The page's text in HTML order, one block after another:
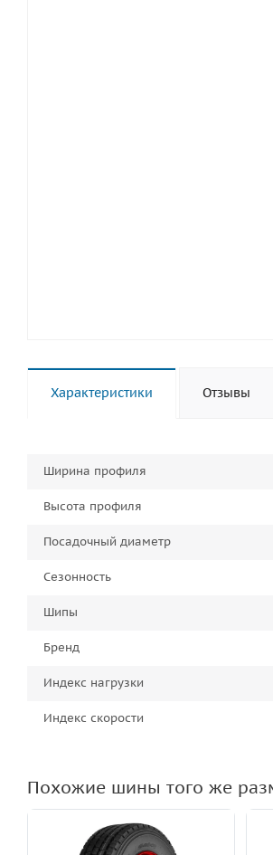
Характеристики Отзывы
Ширина профиля
Высота профиля
Посадочный диаметр
Сезонность
Шипы
Бренд
Индекс нагрузки
Индекс скорости
Похожие шины того же